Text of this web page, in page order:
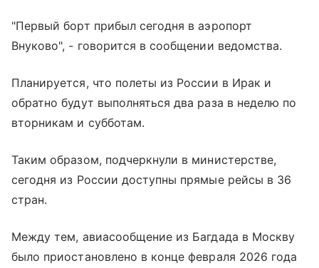
"Первый борт прибыл сегодня в аэропорт
Внуково", - говорится в сообщении ведомства.
Планируется, что полеты из России в Ирак и
обратно будут выполняться два раза в неделю по
вторникам и субботам.
Таким образом, подчеркнули в министерстве,
сегодня из России доступны прямые рейсы в 36
стран.
Между тем, авиасообщение из Багдада в Москву
было приостановлено в конце февраля 2026 года